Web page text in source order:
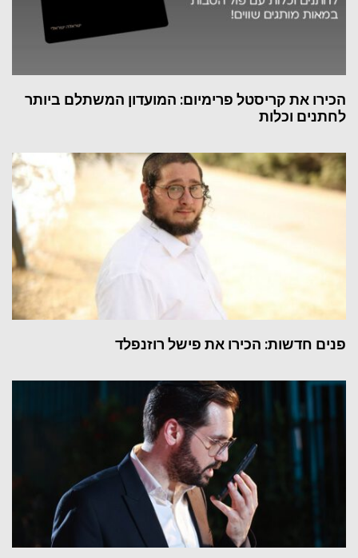
הכירו את קריסטל פרימיום: המועדון המשתלם ביותר
לחתנים וכלות
פנים חדשות: הכירו את פישל רוזנפלד